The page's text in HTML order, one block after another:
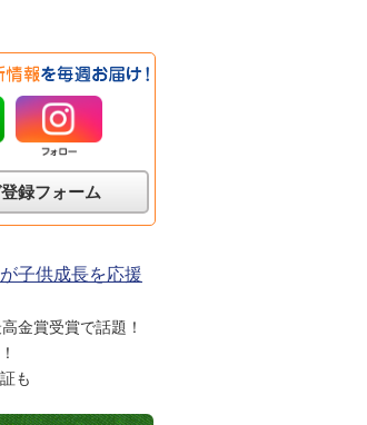
録フォーム
子供成長を応援
金賞受賞で話題！
も